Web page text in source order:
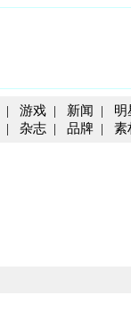
| 游戏 | 新闻 | 明
| 杂志 | 品牌 | 素